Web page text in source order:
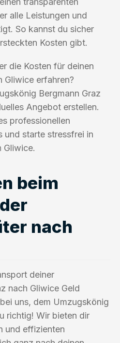
alle Leistungen und
So kannst du sicher
Kosten gibt.
die Kosten für deinen
Gliwice erfahren?
Bergmann Graz
Angebot erstellen.
professionellen
und starte stressfrei in
Gliwice.
beim
nach
deiner
nach Gliwice Geld
uns, dem Umzugskönig
richtig! Wir bieten dir
und effizienten